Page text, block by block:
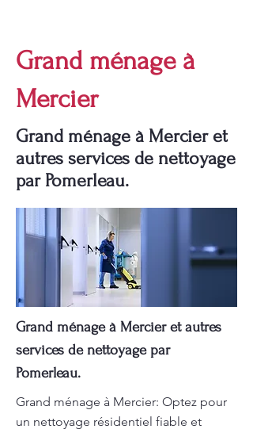
Grand ménage à
Mercier
Grand ménage à Mercier et
autres services de nettoyage
par Pomerleau.
Grand ménage à Mercier et autres
services de nettoyage par
Pomerleau.
Grand ménage à Mercier: Optez pour
un nettoyage résidentiel fiable et